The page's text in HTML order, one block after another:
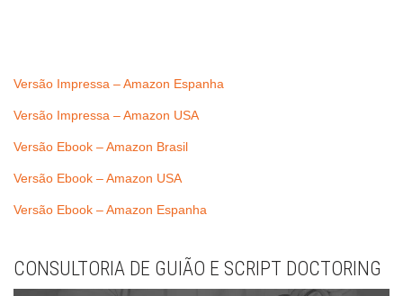
Versão Impressa – Amazon Espanha
Versão Impressa – Amazon USA
Versão Ebook – Amazon Brasil
Versão Ebook – Amazon USA
Versão Ebook – Amazon Espanha
CONSULTORIA DE GUIÃO E SCRIPT DOCTORING